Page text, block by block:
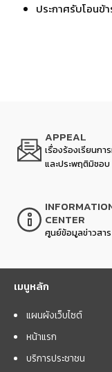
ประกาศรับโอนข้
APPEAL
เรื่องร้องเรียนกา
และประพฤติมิชอบ
CENTER
ศูนย์ข้อมูลข่าวสาร
เมนูหลัก
แผนผังเว็บไซต์
หน้าแรก
บริการประชาชน